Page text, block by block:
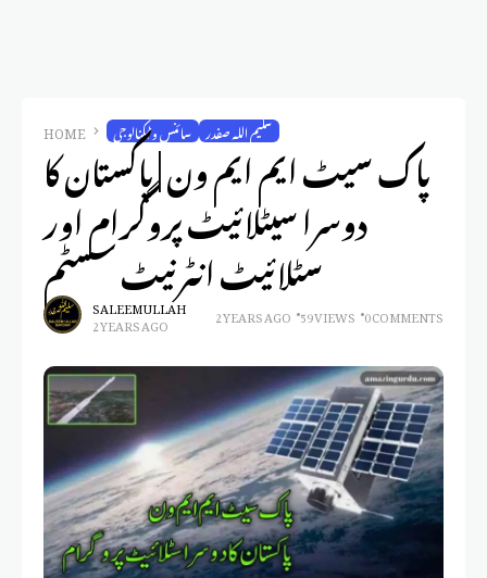
HOME سائنس و ٹیکنالوجی سلیم اللہ صفدر
پاک سیٹ ایم ایم ون | پاکستان کا
دوسرا سیٹلائیٹ پروگرام اور
سٹلائیٹ انٹرنیٹ سسٹم
SALEEM ULLAH
2 YEARS AGO 2 YEARS AGO 59 VIEWS 0 COMMENTS